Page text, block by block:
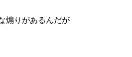
煽りがあるんだが